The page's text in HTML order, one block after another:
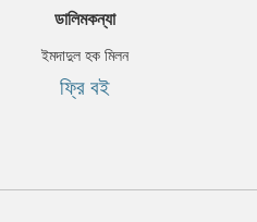
ডালিমকন্যা
ইমদাদুল হক মিলন
ফ্রি বই